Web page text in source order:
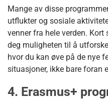
Mange av disse
utflukter og sosiale
venner fra hele verden.
deg muligheten til å
hvor du kan øve på de nye
situasjoner, ikke bare foran
4. Erasmus+